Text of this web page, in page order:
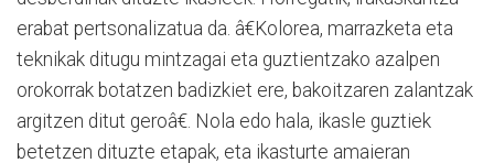
erabat pertsonalizatua da. â€Kolorea, marrazketa eta
teknikak ditugu mintzagai eta guztientzako azalpen
orokorrak botatzen badizkiet ere, bakoitzaren zalantzak
argitzen ditut geroâ€. Nola edo hala, ikasle guztiek
betetzen dituzte etapak, eta ikasturte amaieran